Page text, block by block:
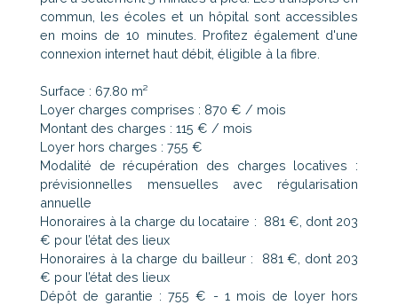
commun, les écoles et un hôpital sont accessibles
en moins de 10 minutes. Profitez également d'une
connexion internet haut débit, éligible à la fibre.
Surface : 67.80 m²
Loyer charges comprises : 870 € / mois
Montant des charges : 115 € / mois
Loyer hors charges : 755 €
Modalité de récupération des charges locatives :
prévisionnelles mensuelles avec régularisation
annuelle
Honoraires à la charge du locataire : 881 €, dont 203
€ pour l’état des lieux
Honoraires à la charge du bailleur : 881 €, dont 203
€ pour l’état des lieux
Dépôt de garantie : 755 € - 1 mois de loyer hors